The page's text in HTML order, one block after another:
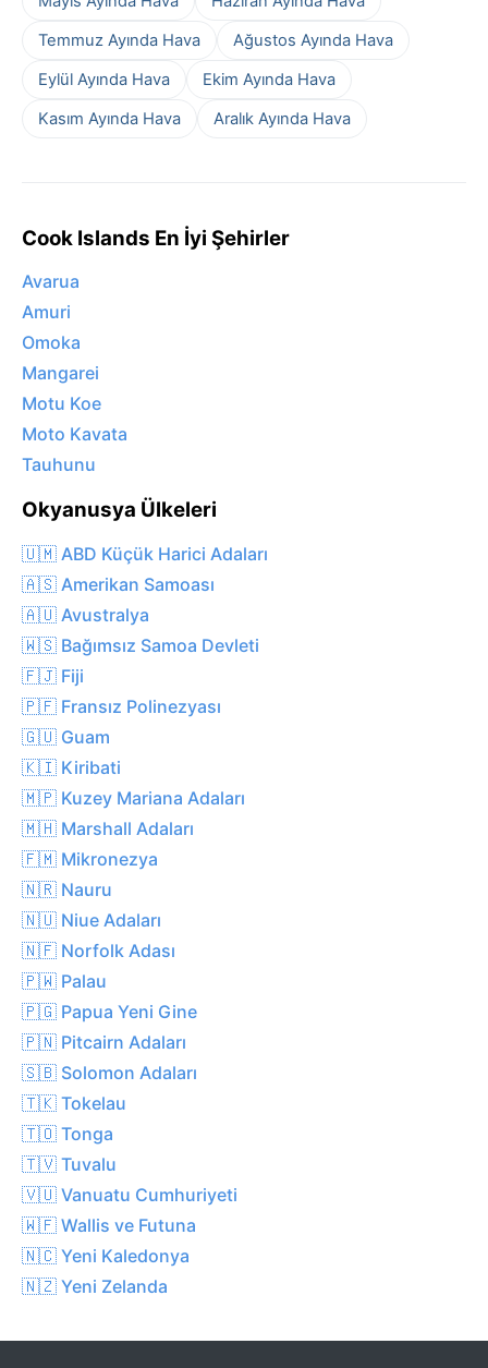
Temmuz Ayında Hava
Ağustos Ayında Hava
Eylül Ayında Hava
Ekim Ayında Hava
Kasım Ayında Hava
Aralık Ayında Hava
Cook Islands En İyi Şehirler
Avarua
Amuri
Omoka
Mangarei
Motu Koe
Moto Kavata
Tauhunu
Okyanusya Ülkeleri
🇺🇲 ABD Küçük Harici Adaları
🇦🇸 Amerikan Samoası
🇦🇺 Avustralya
🇼🇸 Bağımsız Samoa Devleti
🇫🇯 Fiji
🇵🇫 Fransız Polinezyası
🇬🇺 Guam
🇰🇮 Kiribati
🇲🇵 Kuzey Mariana Adaları
🇲🇭 Marshall Adaları
🇫🇲 Mikronezya
🇳🇷 Nauru
🇳🇺 Niue Adaları
🇳🇫 Norfolk Adası
🇵🇼 Palau
🇵🇬 Papua Yeni Gine
🇵🇳 Pitcairn Adaları
🇸🇧 Solomon Adaları
🇹🇰 Tokelau
🇹🇴 Tonga
🇹🇻 Tuvalu
🇻🇺 Vanuatu Cumhuriyeti
🇼🇫 Wallis ve Futuna
🇳🇨 Yeni Kaledonya
🇳🇿 Yeni Zelanda